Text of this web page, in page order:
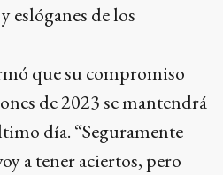
eslóganes de los
que su compromiso
de 2023 se mantendrá
día. “Seguramente
a tener aciertos, pero